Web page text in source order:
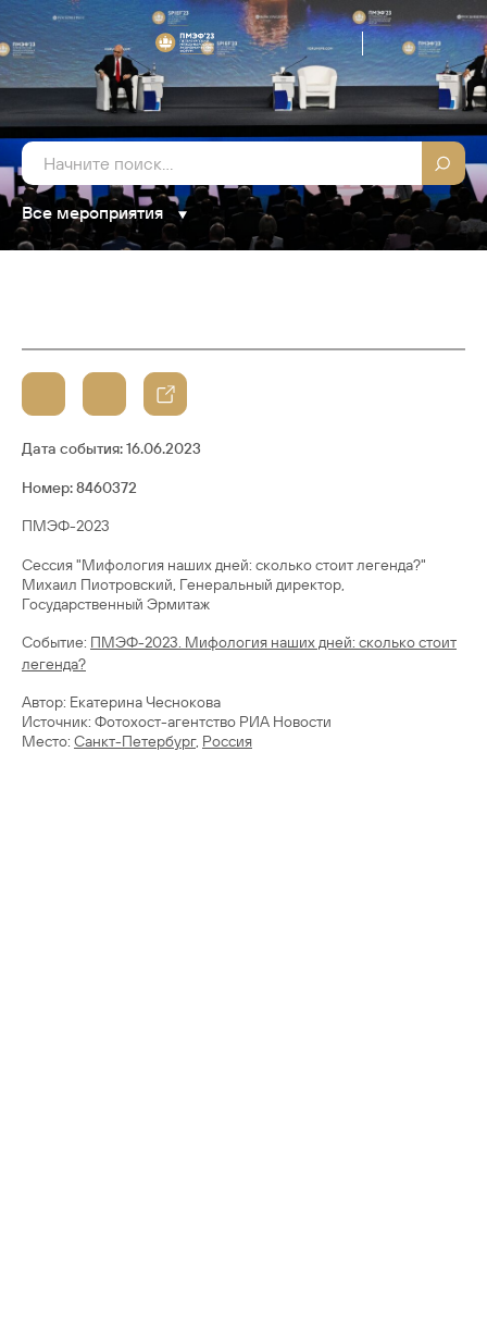
Все мероприятия
Дата события:16.06.2023
Номер: 8460372
ПМЭФ-2023
Сессия "Мифология наших дней: сколько стоит легенда?"
Михаил Пиотровский, Генеральный директор,
Государственный Эрмитаж
Cобытие: ПМЭФ-2023. Мифология наших дней: сколько стоит
легенда?
Автор: Екатерина Чеснокова
Источник: Фотохост-агентство РИА Новости
Место: Санкт-Петербург, Россия